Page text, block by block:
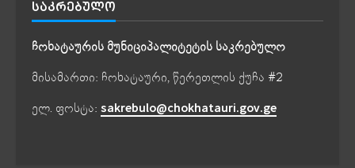
ᲡᲐᲙᲠᲔᲑᲣᲚᲝ
ჩოხატაურის მუნიციპალიტეტის საკრებულო
მისამართი: ჩოხატაური, წერეთლის ქუჩა #2
ელ. ფოსტა: sakrebulo@chokhatauri.gov.ge